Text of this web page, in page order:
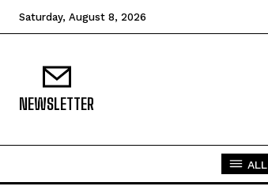
Saturday, August 8, 2026
NEWSLETTER
ALL